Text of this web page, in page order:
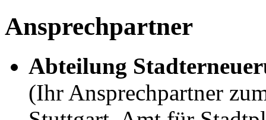
Ansprechpartner
Abteilung
(Ihr Ansprechpartner